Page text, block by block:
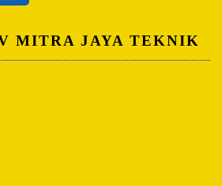
MITRA JAYA TEKNIK